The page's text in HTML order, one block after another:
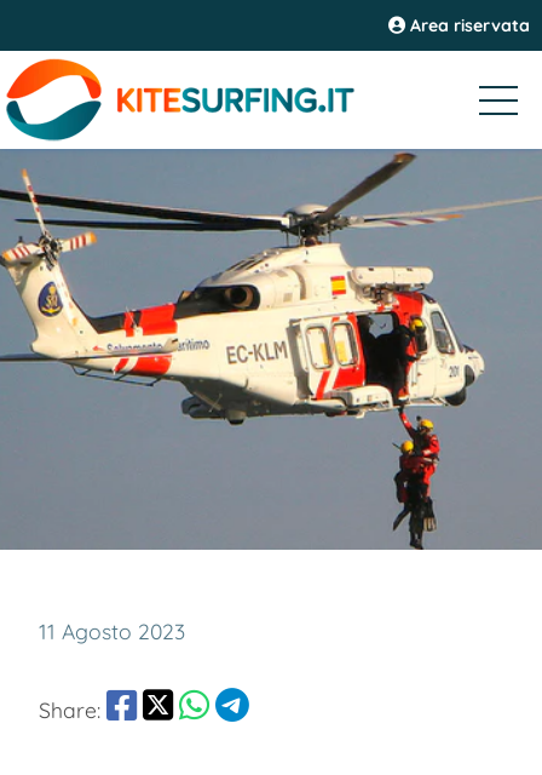
Area riservata
11 Agosto 2023
Share: